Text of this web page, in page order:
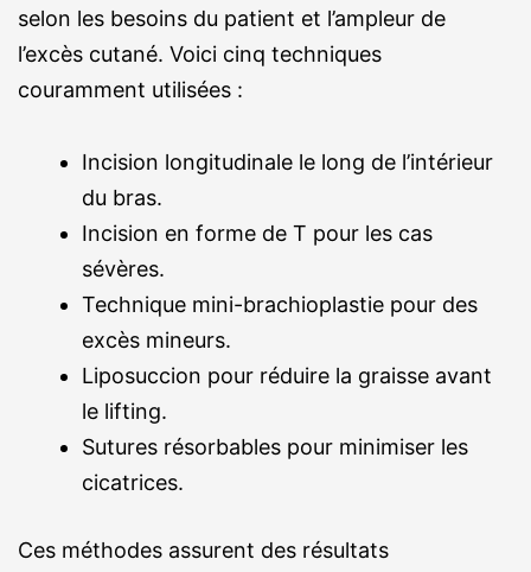
selon les besoins du patient et l’ampleur de
l’excès cutané. Voici cinq techniques
couramment utilisées :
Incision longitudinale le long de l’intérieur
du bras.
Incision en forme de T pour les cas
sévères.
Technique mini-brachioplastie pour des
excès mineurs.
Liposuccion pour réduire la graisse avant
le lifting.
Sutures résorbables pour minimiser les
cicatrices.
Ces méthodes assurent des résultats